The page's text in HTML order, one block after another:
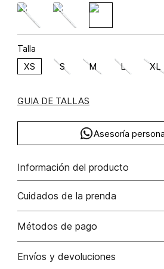
Talla
XS S M L XL
GUIA DE TALLAS
Asesoría
Información del producto
Cuidados de la prenda
Lavado a máquina máximo a 30°c /
No usar lejia
Métodos de pago
Tarjetas de crédito: Visa, Dinners,
Envíos y devoluciones